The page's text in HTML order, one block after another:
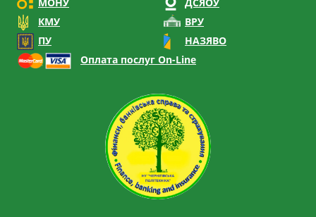
КМУ
ВРУ
ПУ
НАЗЯВО
Оплата послуг On-Line